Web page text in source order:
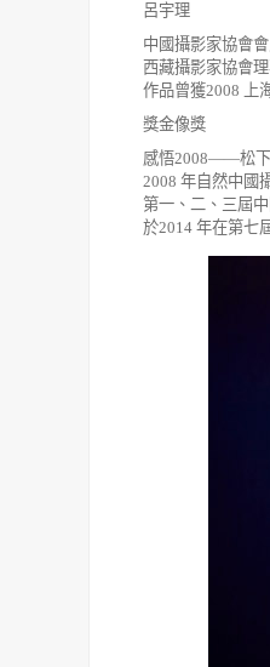
呂宇理
中國攝影家協會
西藏攝影家協會
作品曾獲2008
上
獎金像獎
感悟2008——松
2008 年自然中國
第一、二、三屆
於2014 年在第七